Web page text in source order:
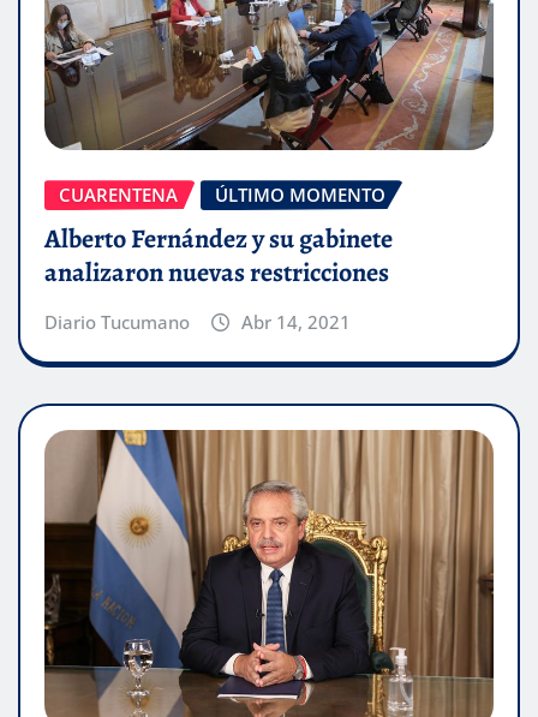
CUARENTENA ÚLTIMO MOMENTO
Alberto Fernández y su gabinete
analizaron nuevas restricciones
Diario Tucumano Abr 14, 2021